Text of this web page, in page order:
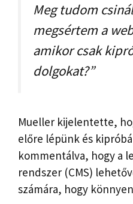
Meg tudom
megsértem a
amikor csak
dolgokat?”
Mueller kijelentette,
előre lépünk és
kommentálva, hogy a
rendszer (CMS)
számára, hogy